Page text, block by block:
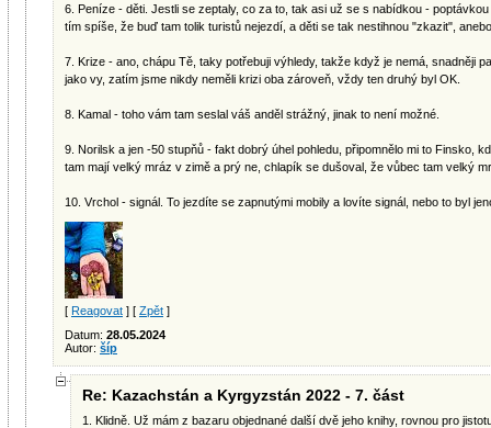
6. Peníze - děti. Jestli se zeptaly, co za to, tak asi už se s nabídkou -
tím spíše, že buď tam tolik turistů nejezdí, a děti se tak nestihnou "zkazit",
7. Krize - ano, chápu Tě, taky potřebuji výhledy, takže když je nemá, snadněji
jako vy, zatím jsme nikdy neměli krizi oba zároveň, vždy ten druhý byl OK.
8. Kamal - toho vám tam seslal váš anděl strážný, jinak to není možné.
9. Norilsk a jen -50 stupňů - fakt dobrý úhel pohledu, připomnělo mi to Finsko,
tam mají velký mráz v zimě a prý ne, chlapík se dušoval, že vůbec tam velký
10. Vrchol - signál. To jezdíte se zapnutými mobily a lovíte signál, nebo to byl
[ Reagovat ] [ Zpět ]
Datum: 28.05.2024
Autor: šíp
Re: Kazachstán a Kyrgyzstán 2022 - 7. část
1. Klidně. Už mám z bazaru objednané další dvě jeho knihy, rovnou pro